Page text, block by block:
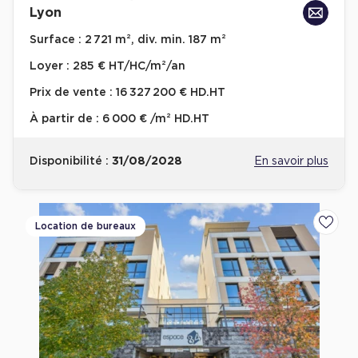
Achat de Bureaux à Rennes
Collections de Bureaux
Immeuble de bureaux avec services
Location d'Entrepôts / Activités
Location d'Entrepôts / Activités à Aix-en-Provence
Location d'Entrepôts / Activités à Saint-Priest
Lyon
Surface : 2 721 m², div. min. 187 m²
Loyer : 285 € HT/HC/m²/an
Prix de vente : 16 327 200 € HD.HT
À partir de : 6 000 € /m² HD.HT
Disponibilité : 31/08/2028 En savoir plus
Location de bureaux